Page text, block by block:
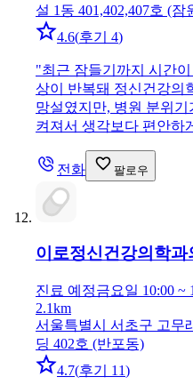
설 1동 401,402,407호 (잠
4.6(후기 4)
"최근 잠들기까지 시간
상이 반복돼 정신건강의
망설였지만, 병원 분위기
켜져서 생각보다 편안하
전화 팔로우
이로정신건강의학
진료 예정금요일 10:00 ~
2.1km
서울특별시 서초구 고무
딩 402호 (반포동)
4.7(후기 11)